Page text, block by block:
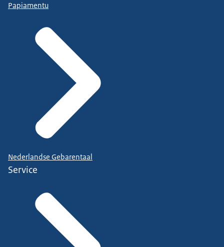
Papiamentu
Nederlandse Gebarentaal
Service